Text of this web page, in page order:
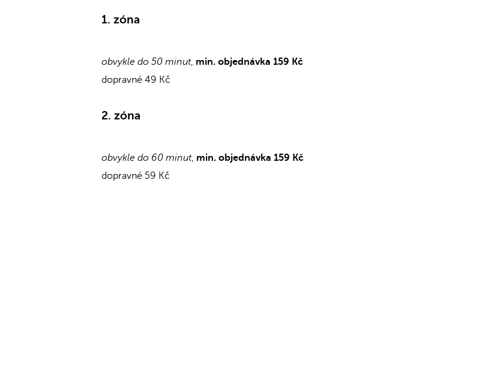
1. zóna
obvykle do 50 minut, min. objednávka 159 Kč
dopravné 49 Kč
2. zóna
obvykle do 60 minut, min. objednávka 159 Kč
dopravné 59 Kč